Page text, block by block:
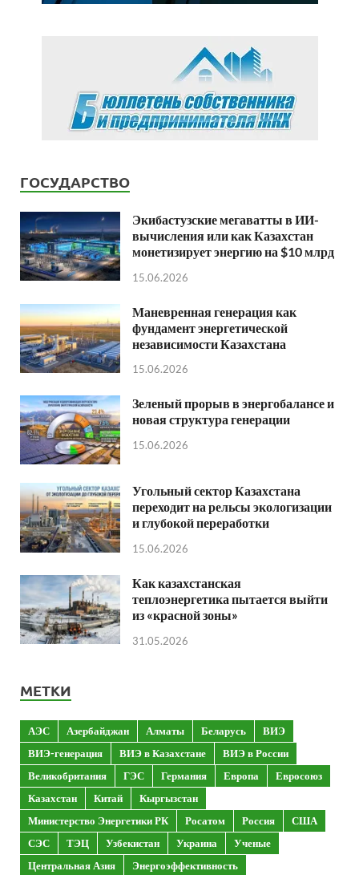
ГОСУДАРСТВО
Экибастузские мегаватты в ИИ-
вычисления или как Казахстан
монетизирует энергию на $10 млрд
15.06.2026
Маневренная генерация как
фундамент энергетической
независимости Казахстана
15.06.2026
Зеленый прорыв в энергобалансе и
новая структура генерации
15.06.2026
Угольный сектор Казахстана
переходит на рельсы экологизации
и глубокой переработки
15.06.2026
Как казахстанская
теплоэнергетика пытается выйти
из «красной зоны»
31.05.2026
МЕТКИ
АЭС Азербайджан Алматы Беларусь
ВИЭ
ВИЭ-генерация
ВИЭ в Казахстане
ВИЭ в России
Великобритания
ГЭС Германия Европа
Евросоюз
Казахстан
Китай
Кыргызстан
Министерство Энергетики РК
Росатом Россия
США
СЭС
ТЭЦ Узбекистан Украина
Ученые
Центральная Азия
Энергоэффективность